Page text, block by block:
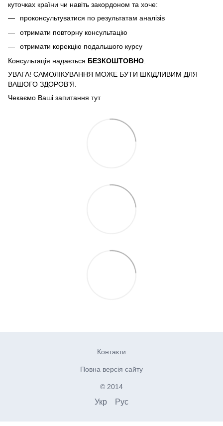
куточках країни чи навіть закордоном та хоче:
проконсультуватися по результатам аналізів
отримати повторну консультацію
отримати корекцію подальшого курсу
Консультація надається БЕЗКОШТОВНО
УВАГА! САМОЛІКУВАННЯ МОЖЕ БУТИ ШКІДЛИВИМ ДЛЯ
ВАШОГО ЗДОРОВ’Я.
Чекаємо Ваші запитання тут
Контакти
Повна версія сайту
© 2014
Укр Рус